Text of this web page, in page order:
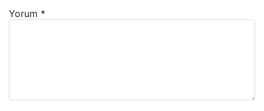
Yorum *